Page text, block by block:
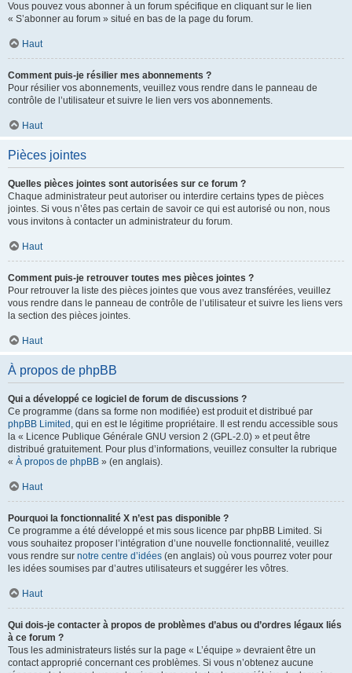
Vous pouvez vous abonner à un forum spécifique en cliquant sur le lien
« S’abonner au forum » situé en bas de la page du forum.
Haut
Comment puis-je résilier mes abonnements ?
Pour résilier vos abonnements, veuillez vous rendre dans le panneau de
contrôle de l’utilisateur et suivre le lien vers vos abonnements.
Haut
Pièces jointes
Quelles pièces jointes sont autorisées sur ce forum ?
Chaque administrateur peut autoriser ou interdire certains types de pièces
jointes. Si vous n’êtes pas certain de savoir ce qui est autorisé ou non, nous
vous invitons à contacter un administrateur du forum.
Haut
Comment puis-je retrouver toutes mes pièces jointes ?
Pour retrouver la liste des pièces jointes que vous avez transférées, veuillez
vous rendre dans le panneau de contrôle de l’utilisateur et suivre les liens vers
la section des pièces jointes.
Haut
À propos de phpBB
Qui a développé ce logiciel de forum de discussions ?
Ce programme (dans sa forme non modifiée) est produit et distribué par
phpBB Limited , qui en est le légitime propriétaire. Il est rendu accessible sous
la « Licence Publique Générale GNU version 2 (GPL-2.0) » et peut être
distribué gratuitement. Pour plus d’informations, veuillez consulter la rubrique
« À propos de phpBB » (en anglais).
Haut
Pourquoi la fonctionnalité X n’est pas disponible ?
Ce programme a été développé et mis sous licence par phpBB Limited. Si
vous souhaitez proposer l’intégration d’une nouvelle fonctionnalité, veuillez
vous rendre sur notre centre d’idées (en anglais) où vous pourrez voter pour
les idées soumises par d’autres utilisateurs et suggérer les vôtres.
Haut
Qui dois-je contacter à propos de problèmes d’abus ou d’ordres légaux liés
à ce forum ?
Tous les administrateurs listés sur la page « L’équipe » devraient être un
contact approprié concernant ces problèmes. Si vous n’obtenez aucune